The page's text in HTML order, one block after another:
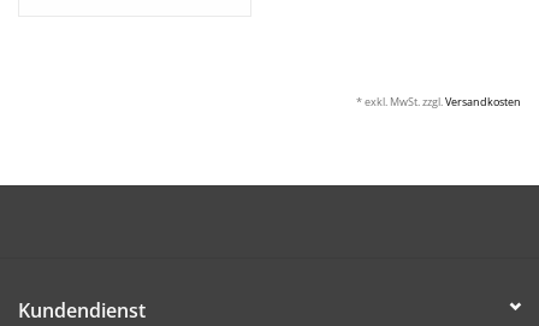
Küche
Küchenmöbel
* exkl. MwSt. zzgl.Versandkosten
Kundendienst